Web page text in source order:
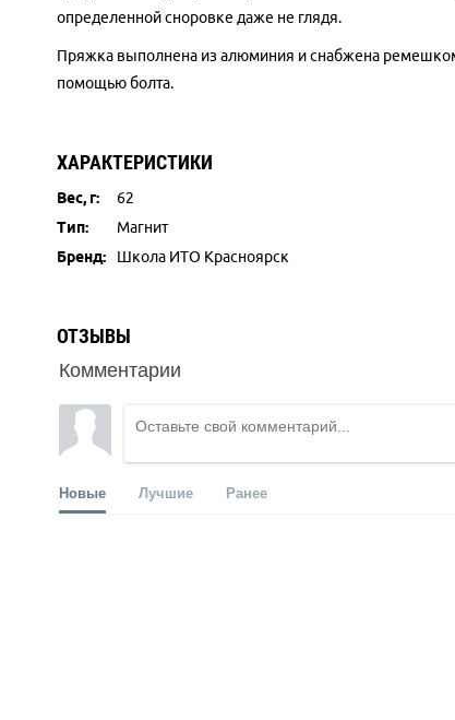
определенной сноровке даже не глядя.
Пряжка выполнена из алюминия и снабжена ремешком
помощью болта.
ХАРАКТЕРИСТИКИ
Вес, г:
62
Тип:
Магнит
Бренд:
Школа ИТО Красноярск
ОТЗЫВЫ
Комментарии
Новые Лучшие Ранее